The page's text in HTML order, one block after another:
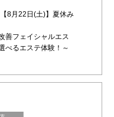
8月22日(土)】夏休み
善フェイシャルエス
べるエステ体験！～